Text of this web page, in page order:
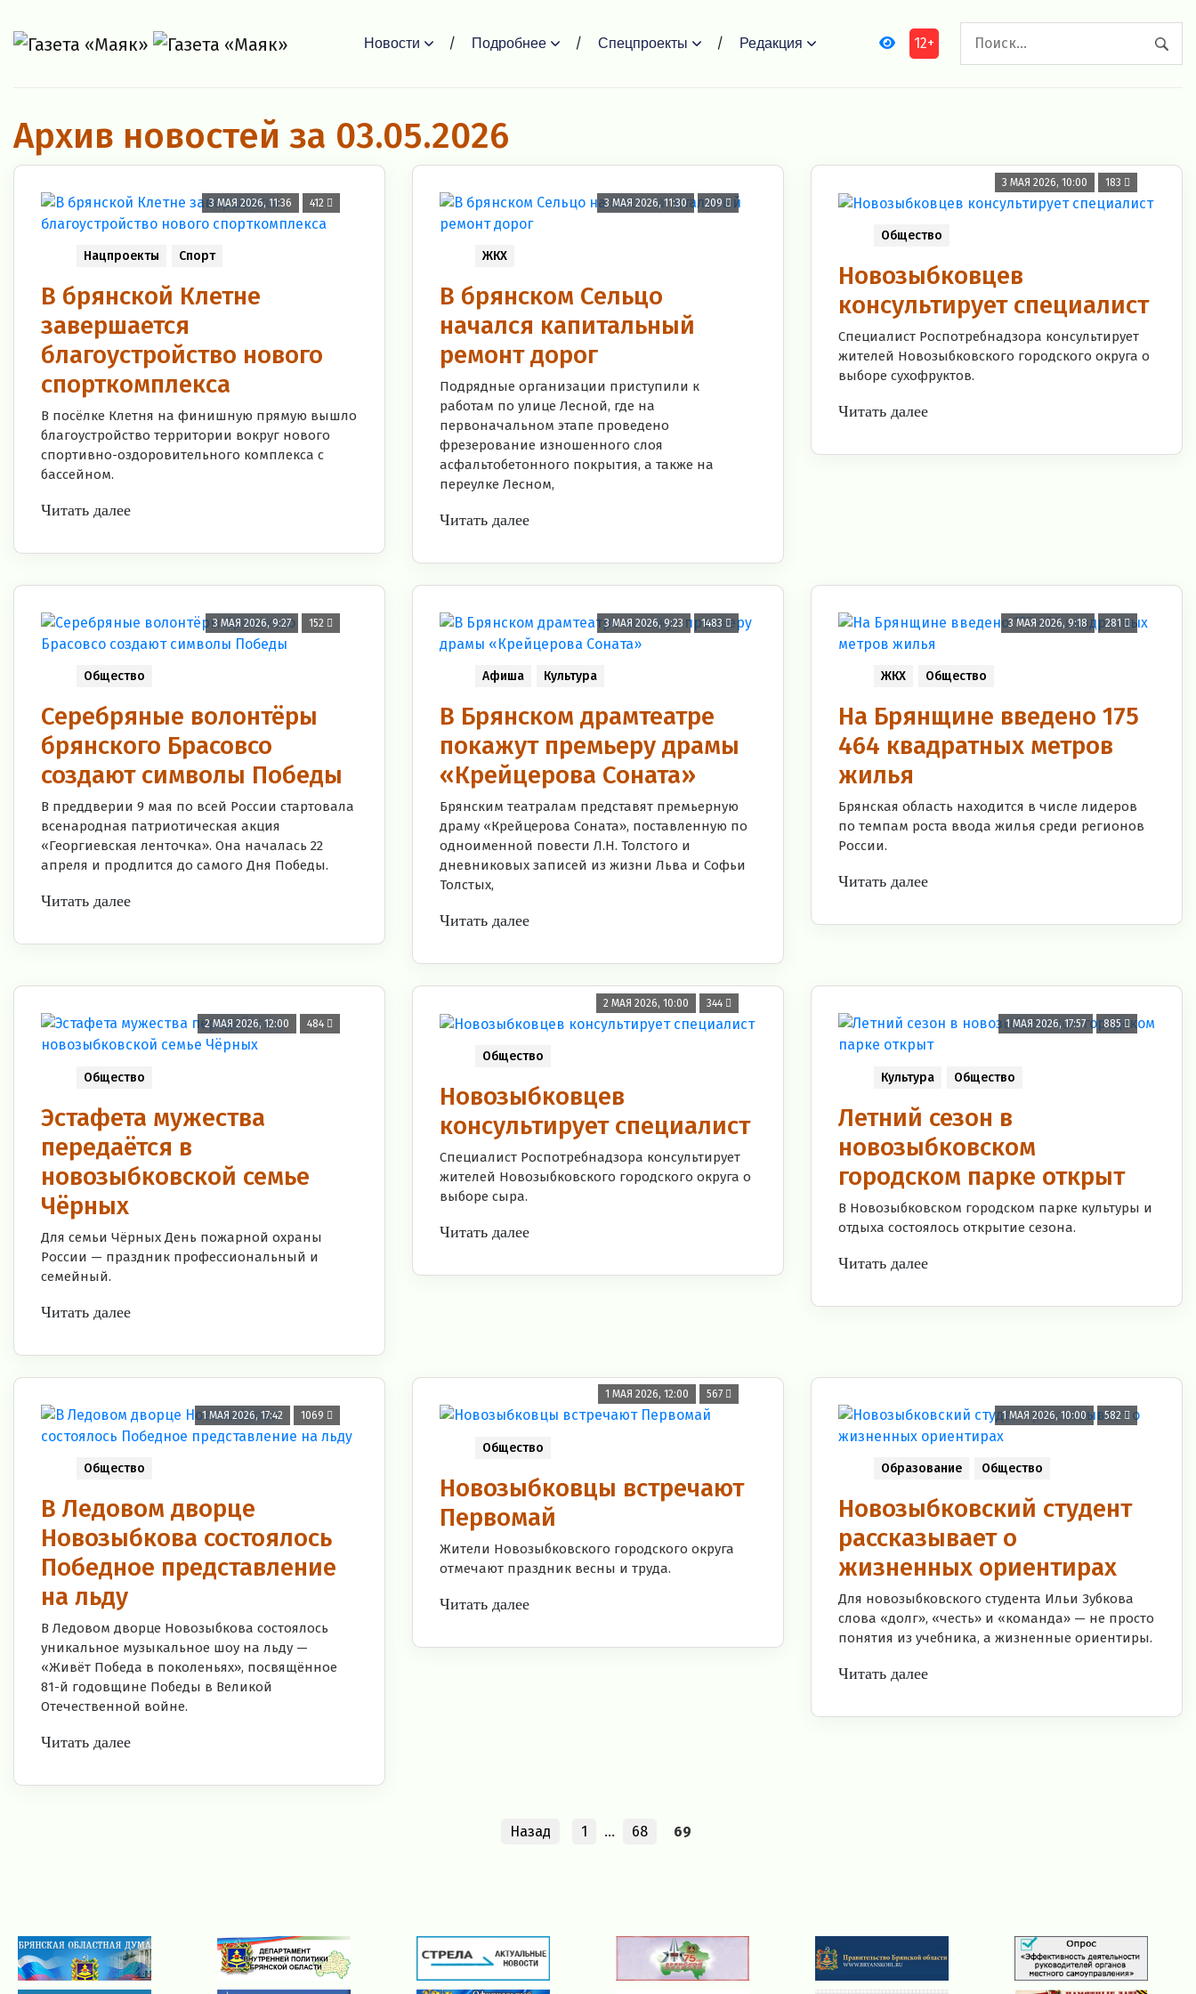
Новости Подробнее Спецпроекты Редакция 12+
Архив новостей за 03.05.2026
3 МАЯ 2026, 11:36 412
Нацпроекты Спорт
В брянской Клетне
завершается
благоустройство нового
спорткомплекса
В посёлке Клетня на финишную прямую вышло
благоустройство территории вокруг нового
спортивно-оздоровительного комплекса с
бассейном.
Читать далее
3 МАЯ 2026, 11:30 209
ЖКХ
В брянском Сельцо
начался капитальный
ремонт дорог
Подрядные организации приступили к
работам по улице Лесной, где на
первоначальном этапе проведено
фрезерование изношенного слоя
асфальтобетонного покрытия, а также на
переулке Лесном,
Читать далее
3 МАЯ 2026, 10:00 183
Общество
Новозыбковцев
консультирует специалист
Специалист Роспотребнадзора консультирует
жителей Новозыбковского городского округа о
выборе сухофруктов.
Читать далее
3 МАЯ 2026, 9:27 152
Общество
Серебряные волонтёры
брянского Брасовсо
создают символы Победы
В преддверии 9 мая по всей России стартовала
всенародная патриотическая акция
«Георгиевская ленточка». Она началась 22
апреля и продлится до самого Дня Победы.
Читать далее
3 МАЯ 2026, 9:23 1483
Афиша Культура
В Брянском драмтеатре
покажут премьеру драмы
«Крейцерова Соната»
Брянским театралам представят премьерную
драму «Крейцерова Соната», поставленную по
одноименной повести Л.Н. Толстого и
дневниковых записей из жизни Льва и Софьи
Толстых,
Читать далее
3 МАЯ 2026, 9:18 281
ЖКХ Общество
На Брянщине введено 175
464 квадратных метров
жилья
Брянская область находится в числе лидеров
по темпам роста ввода жилья среди регионов
России.
Читать далее
2 МАЯ 2026, 12:00 484
Общество
Эстафета мужества
передаётся в
новозыбковской семье
Чёрных
Для семьи Чёрных День пожарной охраны
России — праздник профессиональный и
семейный.
Читать далее
2 МАЯ 2026, 10:00 344
Общество
Новозыбковцев
консультирует специалист
Специалист Роспотребнадзора консультирует
жителей Новозыбковского городского округа о
выборе сыра.
Читать далее
1 МАЯ 2026, 17:57 885
Культура Общество
Летний сезон в
новозыбковском
городском парке открыт
В Новозыбковском городском парке культуры и
отдыха состоялось открытие сезона.
Читать далее
1 МАЯ 2026, 17:42 1069
Общество
В Ледовом дворце
Новозыбкова состоялось
Победное представление
на льду
В Ледовом дворце Новозыбкова состоялось
уникальное музыкальное шоу на льду —
«Живёт Победа в поколеньях», посвящённое
81-й годовщине Победы в Великой
Отечественной войне.
Читать далее
1 МАЯ 2026, 12:00 567
Общество
Новозыбковцы встречают
Первомай
Жители Новозыбковского городского округа
отмечают праздник весны и труда.
Читать далее
1 МАЯ 2026, 10:00 582
Образование Общество
Новозыбковский студент
рассказывает о
жизненных ориентирах
Для новозыбковского студента Ильи Зубкова
слова «долг», «честь» и «команда» — не просто
понятия из учебника, а жизненные ориентиры.
Читать далее
Назад 1 … 68 69